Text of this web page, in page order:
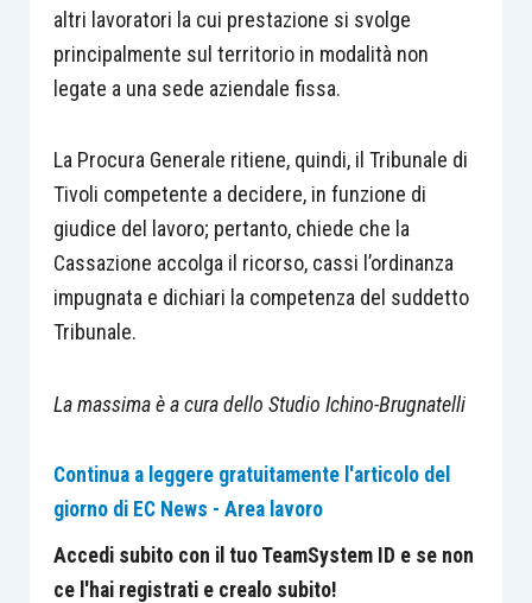
altri lavoratori la cui prestazione si svolge
principalmente sul territorio in modalità non
legate a una sede aziendale fissa.
La Procura Generale ritiene, quindi, il Tribunale di
Tivoli competente a decidere, in funzione di
giudice del lavoro; pertanto, chiede che la
Cassazione accolga il ricorso, cassi l’ordinanza
impugnata e dichiari la competenza del suddetto
Tribunale.
La massima è a cura dello Studio Ichino-Brugnatelli
Continua a leggere gratuitamente l'articolo del
giorno di EC News - Area lavoro
Accedi subito con il tuo TeamSystem ID e se non
ce l'hai registrati e crealo subito!